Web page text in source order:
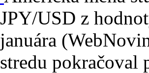
JPY/USD z
januára
stredu pokračoval